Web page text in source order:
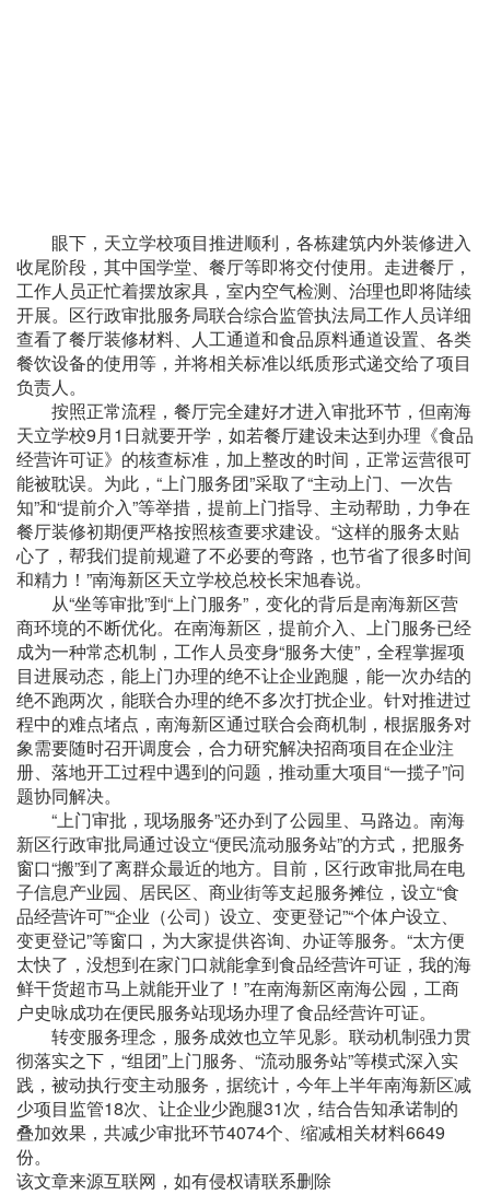
眼下，天立学校项目推进顺利，各栋建筑内外装修进入
收尾阶段，其中国学堂、餐厅等即将交付使用。走进餐厅，
工作人员正忙着摆放家具，室内空气检测、治理也即将陆续
开展。区行政审批服务局联合综合监管执法局工作人员详细
查看了餐厅装修材料、人工通道和食品原料通道设置、各类
餐饮设备的使用等，并将相关标准以纸质形式递交给了项目
负责人。
按照正常流程，餐厅完全建好才进入审批环节，但南海
天立学校9月1日就要开学，如若餐厅建设未达到办理《食品
经营许可证》的核查标准，加上整改的时间，正常运营很可
能被耽误。为此，“上门服务团”采取了“主动上门、一次告
知”和“提前介入”等举措，提前上门指导、主动帮助，力争在
餐厅装修初期便严格按照核查要求建设。“这样的服务太贴
心了，帮我们提前规避了不必要的弯路，也节省了很多时间
和精力！”南海新区天立学校总校长宋旭春说。
从“坐等审批”到“上门服务”，变化的背后是南海新区营
商环境的不断优化。在南海新区，提前介入、上门服务已经
成为一种常态机制，工作人员变身“服务大使”，全程掌握项
目进展动态，能上门办理的绝不让企业跑腿，能一次办结的
绝不跑两次，能联合办理的绝不多次打扰企业。针对推进过
程中的难点堵点，南海新区通过联合会商机制，根据服务对
象需要随时召开调度会，合力研究解决招商项目在企业注
册、落地开工过程中遇到的问题，推动重大项目“一揽子”问
题协同解决。
“上门审批，现场服务”还办到了公园里、马路边。南海
新区行政审批局通过设立“便民流动服务站”的方式，把服务
窗口“搬”到了离群众最近的地方。目前，区行政审批局在电
子信息产业园、居民区、商业街等支起服务摊位，设立“食
品经营许可”“企业（公司）设立、变更登记”“个体户设立、
变更登记”等窗口，为大家提供咨询、办证等服务。“太方便
太快了，没想到在家门口就能拿到食品经营许可证，我的海
鲜干货超市马上就能开业了！”在南海新区南海公园，工商
户史咏成功在便民服务站现场办理了食品经营许可证。
转变服务理念，服务成效也立竿见影。联动机制强力贯
彻落实之下，“组团”上门服务、“流动服务站”等模式深入实
践，被动执行变主动服务，据统计，今年上半年南海新区减
少项目监管18次、让企业少跑腿31次，结合告知承诺制的
叠加效果，共减少审批环节4074个、缩减相关材料6649
份。
该文章来源互联网，如有侵权请联系删除